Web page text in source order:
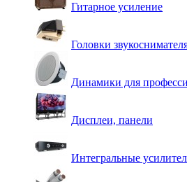
Гитарное усиление
Головки
Динамики для
Дисплеи, панели
Интегральные